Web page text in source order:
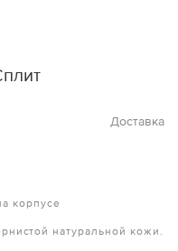
Доставка
корпусе
натуральной кожи.